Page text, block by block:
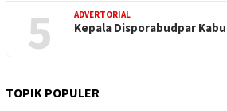
5 ADVERTORIAL
Kepala Disporabudpar
TOPIK POPULER